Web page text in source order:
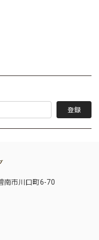
登録
南市川口町6-70